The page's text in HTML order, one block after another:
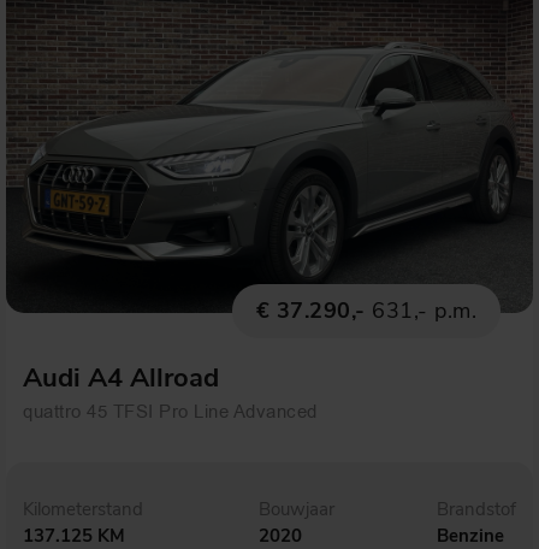
€ 37.290,- 631,- p.m.
Audi A4 Allroad
quattro 45 TFSI Pro Line Advanced
Kilometerstand
137.125 KM
Bouwjaar
2020
Brandstof
Benzine